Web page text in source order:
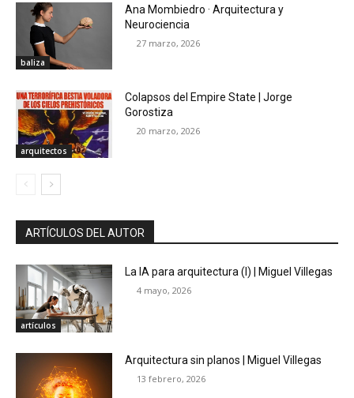
baliza
Ana Mombiedro · Arquitectura y
Neurociencia
27 marzo, 2026
arquitectos
Colapsos del Empire State | Jorge
Gorostiza
20 marzo, 2026
ARTÍCULOS DEL AUTOR
artículos
La IA para arquitectura (I) | Miguel Villegas
4 mayo, 2026
Arquitectura sin planos | Miguel Villegas
13 febrero, 2026